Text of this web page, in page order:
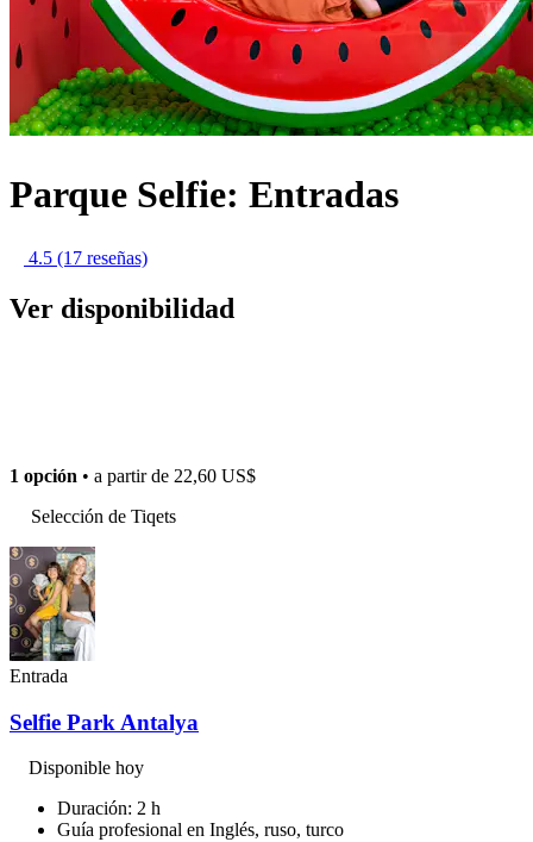
Parque Selfie: Entradas
4.5 (17 reseñas)
Ver disponibilidad
1 opción • a partir de 22,60 US$
Selección de Tiqets
Entrada
Selfie Park Antalya
Disponible hoy
Duración: 2 h
Guía profesional en Inglés, ruso, turco